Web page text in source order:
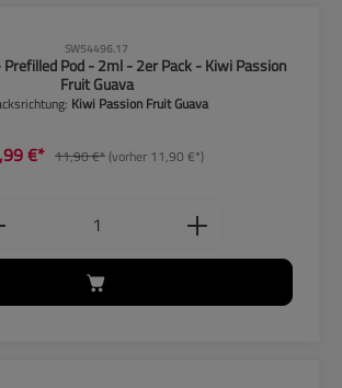
SW54496.17
Pod - 2ml - 2er Pack - Kiwi Passion
Fruit Guava
Kiwi Passion Fruit Guava
€* 11,90 €*(vorher 11,90 €*)
Anzahl: Gib den